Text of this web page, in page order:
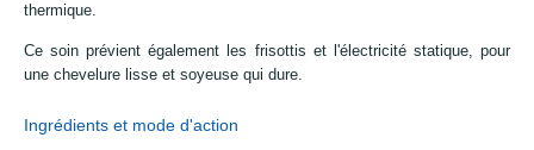
thermique.
Ce soin prévient également les frisottis et l'électricité statique, pour
une chevelure lisse et soyeuse qui dure.
Ingrédients et mode d'action